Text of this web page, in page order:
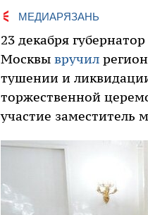
МЕДИАРЯЗАНЬ
23 декабря
Москвы вручил
тушении и
торжественной
участие заместитель